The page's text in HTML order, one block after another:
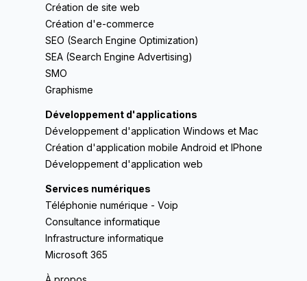
Création de site web
Création d'e-commerce
SEO (Search Engine Optimization)
SEA (Search Engine Advertising)
SMO
Graphisme
Développement d'applications
Développement d'application Windows et Mac
Création d'application mobile Android et IPhone
Développement d'application web
Services numériques
Téléphonie numérique - Voip
Consultance informatique
Infrastructure informatique
Microsoft 365